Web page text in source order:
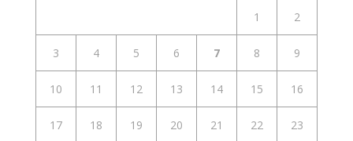
1 2
3 4 5 6 7 8 9
10 11 12 13 14 15 16
17 18 19 20 21 22 23